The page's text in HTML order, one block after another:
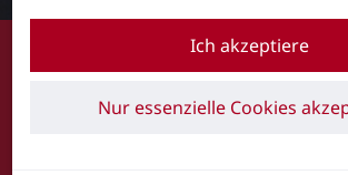
Warnsysteme und Lichtlösungen
Sichtbar sicher
Ich akzeptiere
Nur essenzielle Cookies